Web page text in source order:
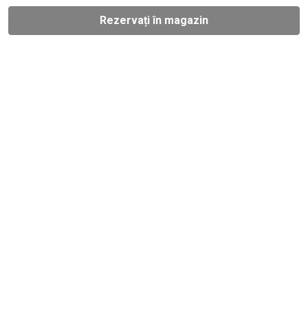
Rezervați în magazin